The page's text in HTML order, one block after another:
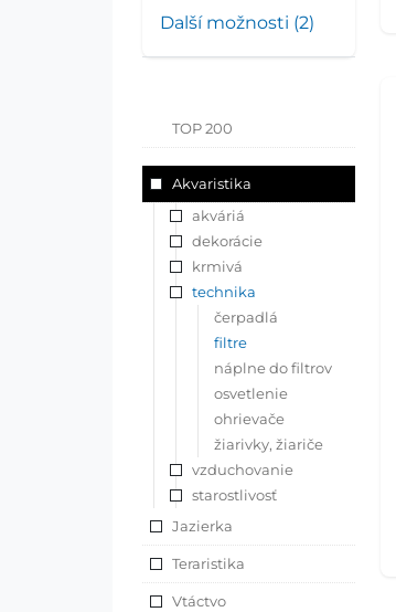
Další možnosti (2)
TOP 200
Akvaristika
akváriá
dekorácie
krmivá
technika
čerpadlá
filtre
náplne do filtrov
osvetlenie
ohrievače
žiarivky, žiariče
vzduchovanie
starostlivosť
Jazierka
Teraristika
Vtáctvo